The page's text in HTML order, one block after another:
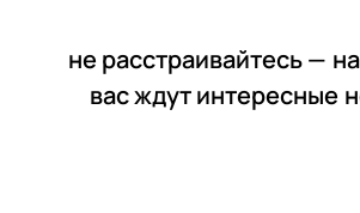
не расстраивайтесь — на
вас ждут интересные